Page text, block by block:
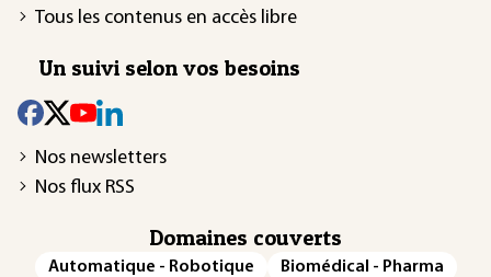
Tous les contenus en accès libre
Un suivi selon vos besoins
Nos newsletters
Nos flux RSS
Domaines couverts
Automatique - Robotique
Biomédical - Pharma